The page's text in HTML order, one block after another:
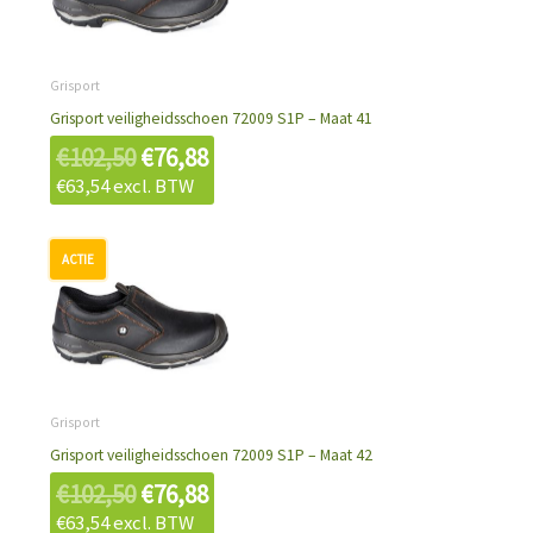
Grisport
Grisport veiligheidsschoen 72009 S1P – Maat 41
€102,50
€102,50.
€76,88
€76,88.
€63,54excl. BTW
Grisport
Grisport veiligheidsschoen 72009 S1P – Maat 42
€102,50
prijs
was:
€102,50.
€76,88
prijs
is:
€76,88.
€63,54excl. BTW